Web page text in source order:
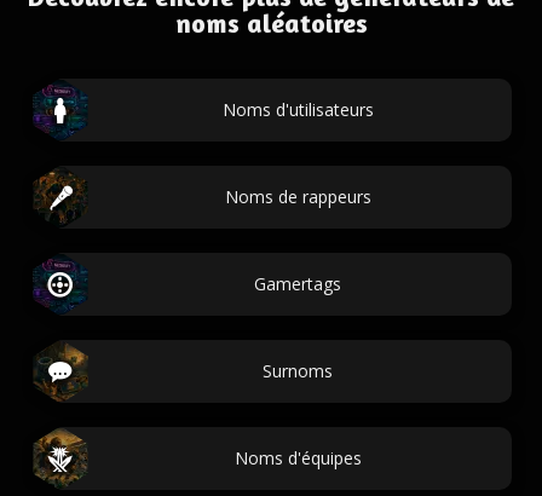
noms aléatoires
Noms d'utilisateurs
Noms de rappeurs
Gamertags
Surnoms
Noms d'équipes